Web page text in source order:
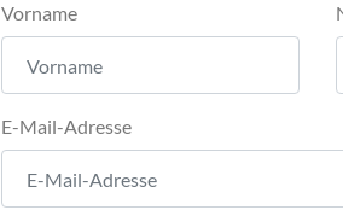
Vorname
E-Mail-Adresse